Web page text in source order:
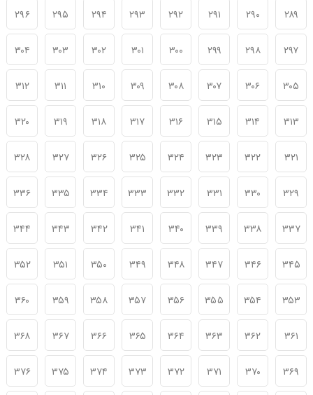
۲۸۹ ۲۹۰ ۲۹۱ ۲۹۲ ۲۹۳ ۲۹۴ ۲۹۵ ۲۹۶
۲۹۷ ۲۹۸ ۲۹۹ ۳۰۰ ۳۰۱ ۳۰۲ ۳۰۳ ۳۰۴
۳۰۵ ۳۰۶ ۳۰۷ ۳۰۸ ۳۰۹ ۳۱۰ ۳۱۱ ۳۱۲
۳۱۳ ۳۱۴ ۳۱۵ ۳۱۶ ۳۱۷ ۳۱۸ ۳۱۹ ۳۲۰
۳۲۱ ۳۲۲ ۳۲۳ ۳۲۴ ۳۲۵ ۳۲۶ ۳۲۷ ۳۲۸
۳۲۹ ۳۳۰ ۳۳۱ ۳۳۲ ۳۳۳ ۳۳۴ ۳۳۵ ۳۳۶
۳۳۷ ۳۳۸ ۳۳۹ ۳۴۰ ۳۴۱ ۳۴۲ ۳۴۳ ۳۴۴
۳۴۵ ۳۴۶ ۳۴۷ ۳۴۸ ۳۴۹ ۳۵۰ ۳۵۱ ۳۵۲
۳۵۳ ۳۵۴ ۳۵۵ ۳۵۶ ۳۵۷ ۳۵۸ ۳۵۹ ۳۶۰
۳۶۱ ۳۶۲ ۳۶۳ ۳۶۴ ۳۶۵ ۳۶۶ ۳۶۷ ۳۶۸
۳۶۹ ۳۷۰ ۳۷۱ ۳۷۲ ۳۷۳ ۳۷۴ ۳۷۵ ۳۷۶